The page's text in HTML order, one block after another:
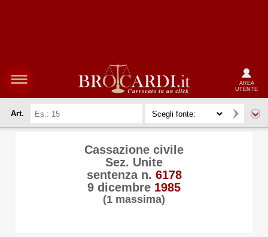
AREA
UTENTE
Art.
Cassazione civile
Sez. Unite
sentenza n. 6178
9 dicembre 1985
(1 massima)